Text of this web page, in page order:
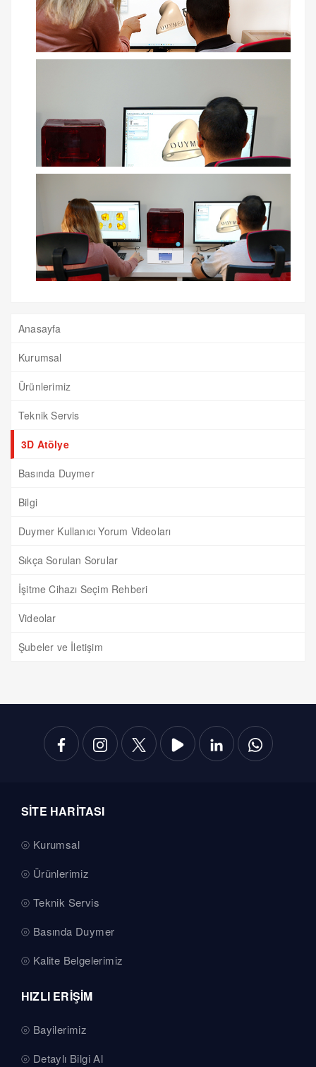
Anasayfa
Kurumsal
Ürünlerimiz
Teknik Servis
3D Atölye
Basında Duymer
Bilgi
Duymer Kullanıcı Yorum Videoları
Sıkça Sorulan Sorular
İşitme Cihazı Seçim Rehberi
Videolar
Şubeler ve İletişim
SİTE HARİTASI
Kurumsal
Ürünlerimiz
Teknik Servis
Basında Duymer
Kalite Belgelerimiz
HIZLI ERİŞİM
Bayilerimiz
Detaylı Bilgi Al